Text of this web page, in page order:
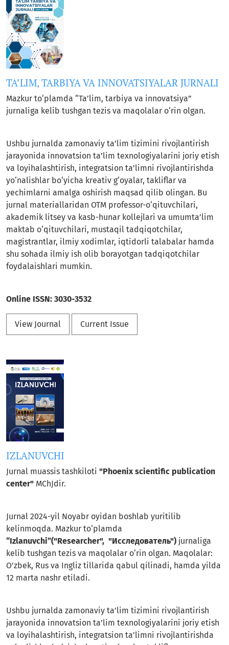
TA’LIM, TARBIYA VA INNOVATSIYALAR JURNALI
Mazkur to‘plamda “Ta’lim, tarbiya va innovatsiya”
jurnaliga kelib tushgan tezis va maqolalar o‘rin olgan.
Ushbu jurnalda zamonaviy ta’lim tizimini rivojlantirish
jarayonida innovatsion ta’lim texnologiyalarini joriy etish
va loyihalashtirish, integratsion ta’limni rivojlantirishda
yo‘nalishlar bo‘yicha kreativ g‘oyalar, takliflar va
yechimlarni amalga oshirish maqsad qilib olingan. Bu
jurnal materiallaridan OTM professor-o‘qituvchilari,
akademik litsey va kasb-hunar kollejlari va umumta’lim
maktab o‘qituvchilari, mustaqil tadqiqotchilar,
magistrantlar, ilmiy xodimlar, iqtidorli talabalar hamda
shu sohada ilmiy ish olib borayotgan tadqiqotchilar
foydalaishlari mumkin.
Online ISSN: 3030-3532
View Journal Current Issue
IZLANUVCHI
Jurnal muassis tashkiloti "Phoenix scientific publication
center" MChJdir.
Jurnal 2024-yil Noyabr oyidan boshlab yuritilib
kelinmoqda. Mazkur to‘plamda
“Izlanuvchi”("Researcher", "Исследователь") jurnaliga
kelib tushgan tezis va maqolalar o‘rin olgan. Maqolalar:
O'zbek, Rus va Ingliz tillarida qabul qilinadi, hamda yilda
12 marta nashr etiladi.
Ushbu jurnalda zamonaviy ta’lim tizimini rivojlantirish
jarayonida innovatsion ta’lim texnologiyalarini joriy etish
va loyihalashtirish, integratsion ta’limni rivojlantirishda